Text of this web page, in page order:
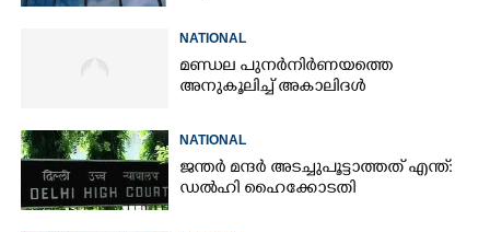
NATIONAL
മണ്ഡല പുനർനിർണയത്തെ
അനുകൂലിച്ച് അകാലിദൾ
NATIONAL
ജന്ത‌‌ർ മന്ദർ അടച്ചുപൂട്ടാത്തത് എന്ത്:
ഡൽഹി ഹൈക്കോടതി